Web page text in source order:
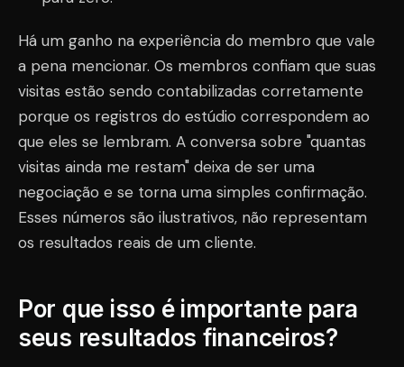
Há um ganho na experiência do membro que vale
a pena mencionar. Os membros confiam que suas
visitas estão sendo contabilizadas corretamente
porque os registros do estúdio correspondem ao
que eles se lembram. A conversa sobre "quantas
visitas ainda me restam" deixa de ser uma
negociação e se torna uma simples confirmação.
Esses números são ilustrativos, não representam
os resultados reais de um cliente.
Por que isso é importante para
seus resultados financeiros?